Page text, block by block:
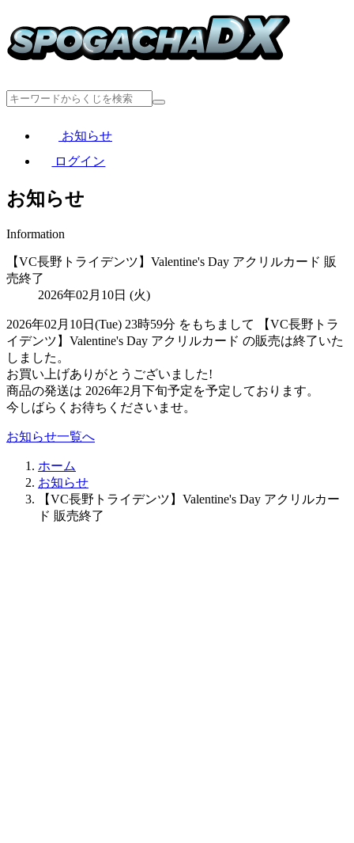
お知らせ
ログイン
お知らせ
Information
【VC長野トライデンツ】Valentine's Day アクリルカード 販
売終了
2026年02月10日 (火)
2026年02月10日(Tue) 23時59分 をもちまして 【VC長野トラ
イデンツ】Valentine's Day アクリルカード の販売は終了いた
しました。
お買い上げありがとうございました!
商品の発送は 2026年2月下旬予定を予定しております。
今しばらくお待ちくださいませ。
お知らせ一覧へ
ホーム
お知らせ
【VC長野トライデンツ】Valentine's Day アクリルカー
ド 販売終了